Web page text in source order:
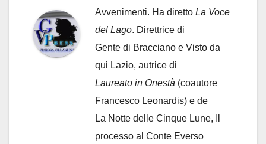
Avvenimenti. Ha diretto La Voce
del Lago. Direttrice di
Gente di Bracciano e Visto da
qui Lazio, autrice di
Laureato in Onestà (coautore
Francesco Leonardis) e de
La Notte delle Cinque Lune, Il
processo al Conte Everso